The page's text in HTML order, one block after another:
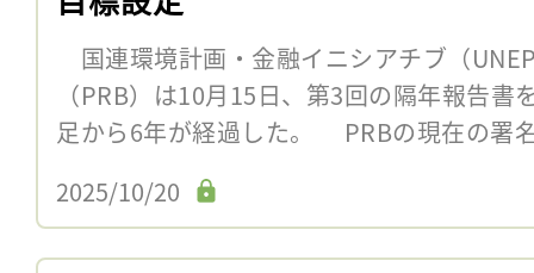
国連環境計画・金融イニシアチブ（
（PRB）は10月15日、第3回の隔年報告
足から6年が経過した。 PRBの現在の署
2025/10/20